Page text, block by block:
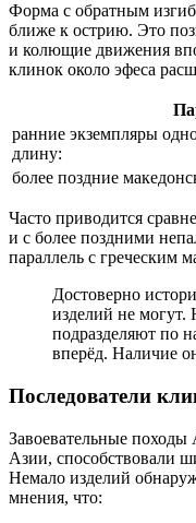
Форма с обратным
ближе к острию. Это
и колющие движения
клинок около эфеса
ранние экземпляры
длину:
более поздние
Часто приводится
и с более поздними
параллель с греческим
Достоверно
изделий не могут.
подразделяют по
вперёд. Наличие
Последователи
Завоевательные походы
Азии, способствовали
Немало изделий
мнения, что: